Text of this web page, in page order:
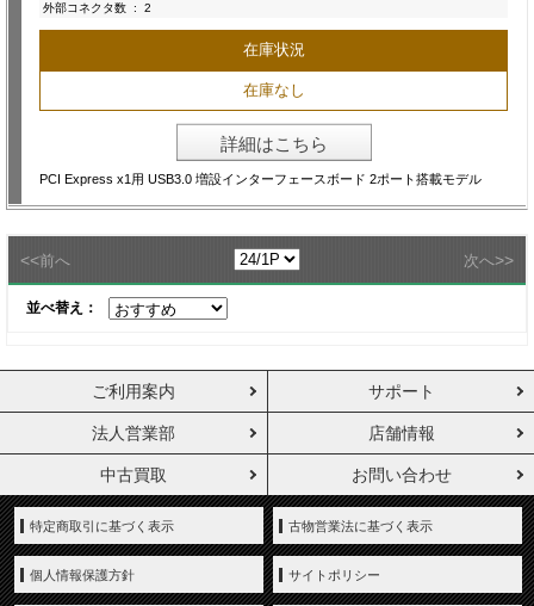
外部コネクタ数 : 2
在庫状況
在庫なし
詳細はこちら
PCI Express x1用 USB3.0 増設インターフェースボード 2ポート搭載モデル
<<前へ 次へ>>
並べ替え：
ご利用案内 サポート
法人営業部 店舗情報
中古買取 お問い合わせ
特定商取引に基づく表示 古物営業法に基づく表示
個人情報保護方針 サイトポリシー